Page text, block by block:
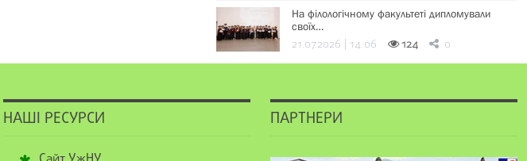
На філологічному факультеті дипломували
своїх…
21.07.2026 | 14:06 124 0
НАШІ РЕСУРСИ ПАРТНЕРИ